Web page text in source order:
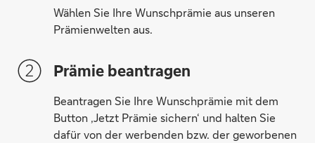
Stimmungsvolles Licht.
Wählen Sie Ihre Wunschprämie aus unseren
Prämienwelten aus.
Prämie beantragen
Beantragen Sie Ihre Wunschprämie mit dem
Button ‚Jetzt Prämie sichern‘ und halten Sie
dafür von der werbenden bzw. der geworbenen